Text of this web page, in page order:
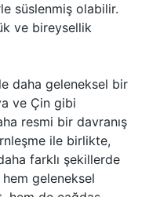
süslenmiş olabilir.
ve bireysellik
daha geleneksel bir
ve Çin gibi
resmi bir davranış
ile birlikte,
farklı şekillerde
geleneksel